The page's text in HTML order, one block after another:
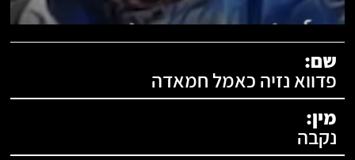
תעודת זהות:
שם:
פדווא נזיה כאמל חמאדה
מין:
נקבה